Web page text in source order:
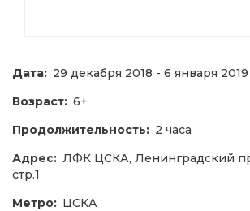
Дата: 29 декабря 2018 - 6 января 2019
Возраст: 6+
Продолжительность: 2 часа
Адрес: ЛФК ЦСКА, Ленинградский
стр.1
Метро: ЦСКА